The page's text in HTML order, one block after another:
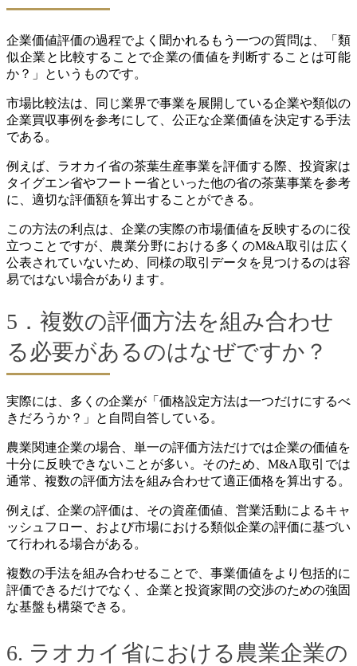
企業価値評価の過程でよく聞かれるもう一つの質問は、「類
似企業と比較することで企業の価値を判断することは可能
か？」というものです。
市場比較法は、同じ業界で事業を展開している企業や類似の
企業買収事例を参考にして、公正な企業価値を決定する手法
である。
例えば、ラオカイ省の茶葉生産事業を評価する際、投資家は
タイグエン省やフートー省といった他の省の茶葉事業を参考
に、適切な評価額を算出することができる。
この方法の利点は、企業の実際の市場価値を反映するのに役
立つことですが、農業分野における多くのM&A取引は広く
公表されていないため、同様の取引データを見つけるのは容
易ではない場合があります。
5．複数の評価方法を組み合わせ
る必要があるのはなぜですか？
実際には、多くの企業が「価格設定方法は一つだけにするべ
きだろうか？」と自問自答している。
農業関連企業の場合、単一の評価方法だけでは企業の価値を
十分に反映できないことが多い。そのため、M&A取引では
通常、複数の評価方法を組み合わせて適正価格を算出する。
例えば、企業の評価は、その資産価値、営業活動によるキャ
ッシュフロー、および市場における類似企業の評価に基づい
て行われる場合がある。
複数の手法を組み合わせることで、事業価値をより包括的に
評価できるだけでなく、企業と投資家間の交渉のための強固
な基盤も構築できる。
6. ラオカイ省における農業企業の